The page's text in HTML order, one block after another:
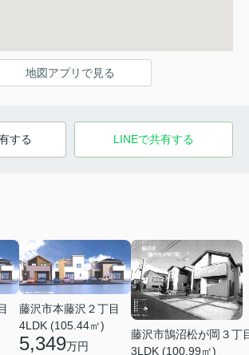
地図アプリで見る
する LINEで共有する
藤沢市本藤沢２丁目
4LDK (105.44㎡)
5,349万円
藤沢市鵠沼松が岡３丁
3LDK (100.99㎡)